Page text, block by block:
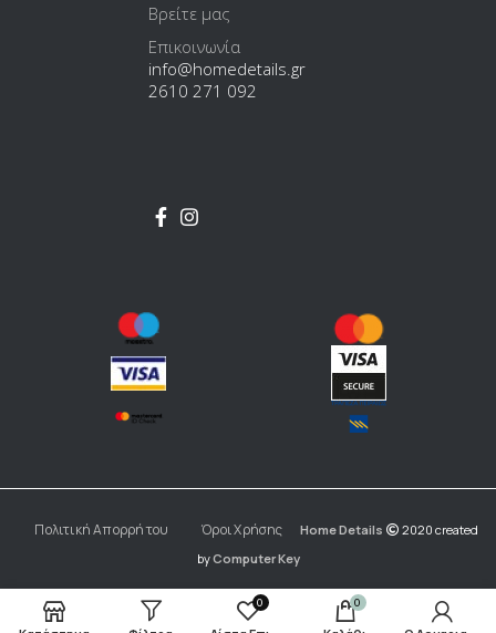
Βρείτε μας
Επικοινωνία
info@homedetails.gr
2610 271 092
Πολιτική Απορρήτου Όροι Χρήσης Home Details
2020 created
byComputer Key
0 0